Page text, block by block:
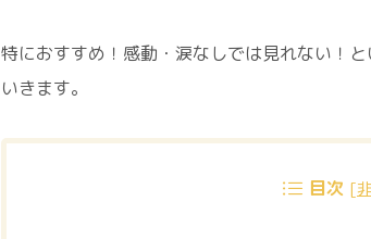
特におすすめ！感動・涙なしでは見れない！
いきます。
目次 [